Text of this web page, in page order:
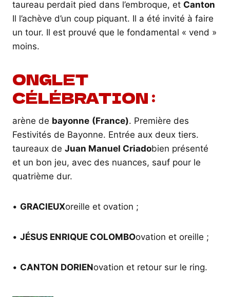
taureau perdait pied dans l’embroque, et Canton
Il l’achève d’un coup piquant. Il a été invité à faire
un tour. Il est prouvé que le fondamental « vend »
moins.
ONGLET
CÉLÉBRATION :
arène de bayonne (France). Première des
Festivités de Bayonne. Entrée aux deux tiers.
taureaux de Juan Manuel Criadobien présenté
et un bon jeu, avec des nuances, sauf pour le
quatrième dur.
• GRACIEUXoreille et ovation ;
• JÉSUS ENRIQUE COLOMBOovation et oreille ;
• CANTON DORIENovation et retour sur le ring.